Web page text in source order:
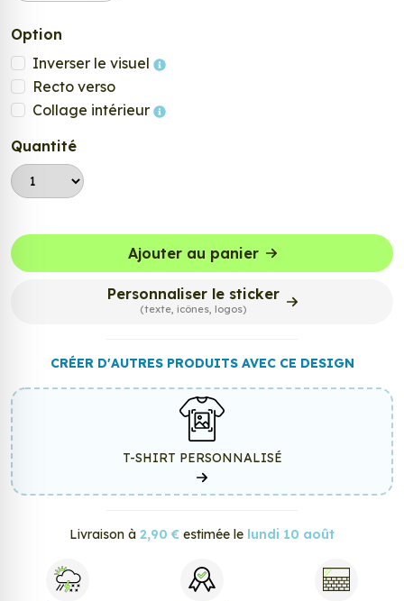
Option
Inverser le visuel
Recto verso
Collage intérieur
Quantité
Ajouter au panier
Personnaliser le sticker
(texte, icônes, logos)
CRÉER D'AUTRES PRODUITS AVEC CE DESIGN
T-SHIRT PERSONNALISÉ
Livraison à 2,90 € estimée le lundi 10 août